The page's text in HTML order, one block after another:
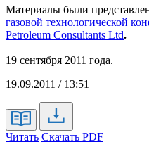
Материалы были
газовой технологической
Petroleum Consultants Ltd.
19 сентября 2011 года.
19.09.2011 / 13:51
Читать Скачать PDF